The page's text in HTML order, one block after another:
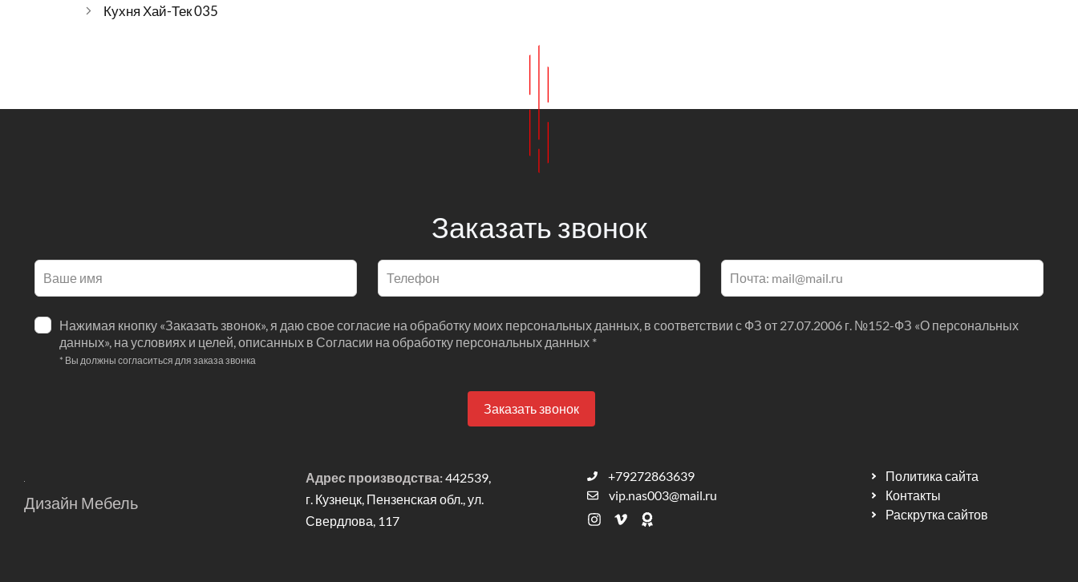
Кухня Хай-Тек 035
Заказать звонок
Оставьте
это
поле
пустым
Нажимая кнопку «Заказать звонок», я даю свое согласие на обработку моих персональных данных, в соответствии с ФЗ от 27.07.2006 г. №152-ФЗ «О персональных
данных», на условиях и целей, описанных в Согласии на обработку персональных данных *
* Вы должны согласиться для заказа звонка
Заказать звонок
Дизайн Мебель
Адрес производства:442539,
г. Кузнецк, Пензенская обл., ул.
Свердлова, 117
+79272863639
vip.nas003@mail.ru
Политика сайта
Контакты
Раскрутка сайтов